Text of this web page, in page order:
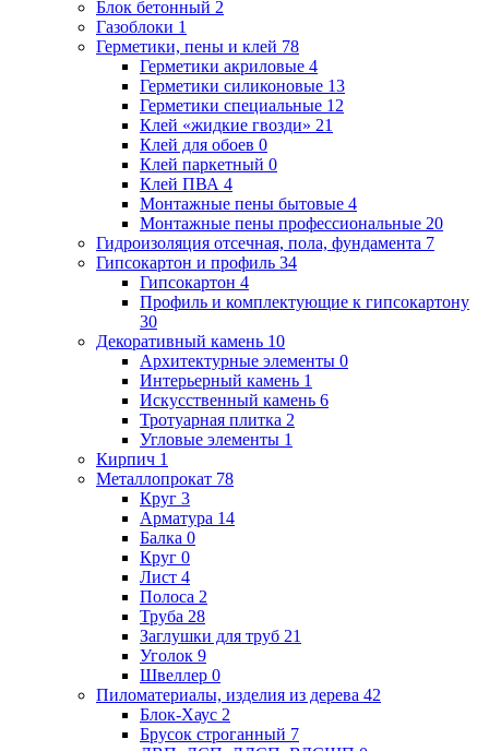
Блок бетонный 2
Газоблоки 1
Герметики, пены и клей 78
Герметики акриловые 4
Герметики силиконовые 13
Герметики специальные 12
Клей «жидкие гвозди» 21
Клей для обоев 0
Клей паркетный 0
Клей ПВА 4
Монтажные пены бытовые 4
Монтажные пены профессиональные 20
Гидроизоляция отсечная, пола, фундамента 7
Гипсокартон и профиль 34
Гипсокартон 4
Профиль и комплектующие к гипсокартону
30
Декоративный камень 10
Архитектурные элементы 0
Интерьерный камень 1
Искусственный камень 6
Тротуарная плитка 2
Угловые элементы 1
Кирпич 1
Металлопрокат 78
Круг 3
Арматура 14
Балка 0
Круг 0
Лист 4
Полоса 2
Труба 28
Заглушки для труб 21
Уголок 9
Швеллер 0
Пиломатериалы, изделия из дерева 42
Блок-Хаус 2
Брусок строганный 7